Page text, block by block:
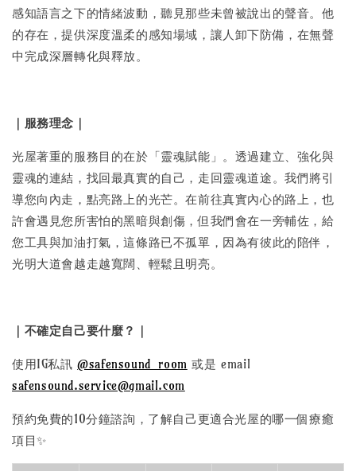
感知語言之下的情緒波動，聽見那些未曾被說出的聲音。他
的存在，提供深度溫柔的感知場域，讓人卸下防備，在無聲
中完成深層轉化與釋放。
｜服務理念｜
光屋著重的服務目的在於「靈魂賦能」。透過建立、強化與
靈魂的連結，找回最真實的自己，走回靈魂道途。我們將引
導您向內走，點亮路上的光芒。在前往真實內心的路上，也
許會遇見您所害怕的黑暗與創傷，但我們會在一旁輔佐，給
您工具與加油打氣，這條路已不孤單，因為有彼此的陪伴，
光明大道會越走越寬闊、輕鬆且明亮。
｜不確定自己要什麼？｜
使用IG私訊@safensound_room 或是 email
safensound.service@gmail.com
預約免費的10分鐘諮詢，了解自己更適合光屋的哪一個療癒
項目✨